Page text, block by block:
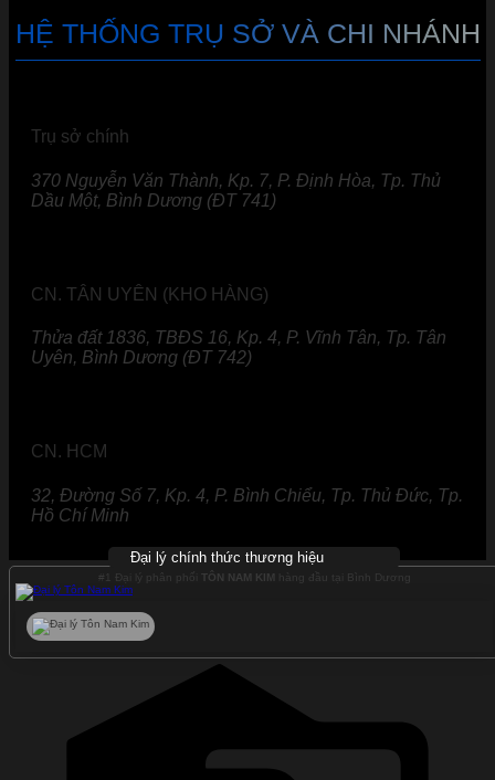
HỆ THỐNG TRỤ SỞ VÀ CHI NHÁNH
Trụ sở chính
370 Nguyễn Văn Thành, Kp. 7, P. Định Hòa, Tp. Thủ
Dầu Một, Bình Dương (ĐT 741)
CN. TÂN UYÊN (KHO HÀNG)
Thửa đất 1836, TBĐS 16, Kp. 4, P. Vĩnh Tân, Tp. Tân
Uyên, Bình Dương (ĐT 742)
CN. HCM
32, Đường Số 7, Kp. 4, P. Bình Chiểu, Tp. Thủ Đức, Tp.
Hồ Chí Minh
Đại lý chính thức thương hiệu
#1 Đại lý phân phối TÔN NAM KIM hàng đầu tại Bình Dương